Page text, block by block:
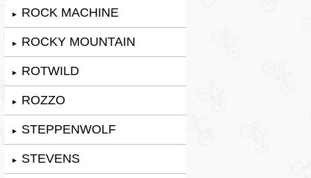
► ROCK MACHINE
► ROCKY MOUNTAIN
► ROTWILD
► ROZZO
► STEPPENWOLF
► STEVENS